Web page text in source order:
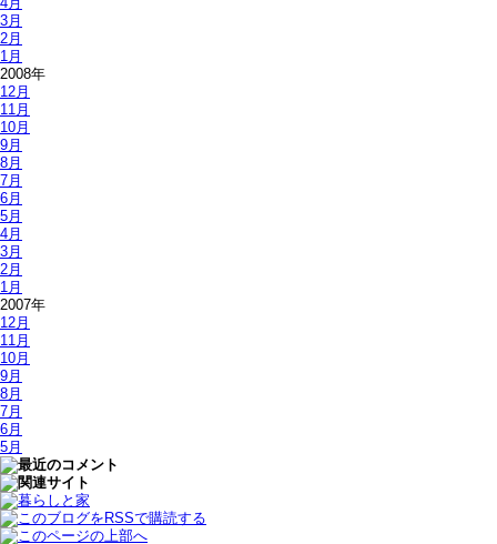
3月
2月
1月
2008年
12月
11月
10月
9月
8月
7月
6月
5月
4月
3月
2月
1月
2007年
12月
11月
10月
9月
8月
7月
6月
5月